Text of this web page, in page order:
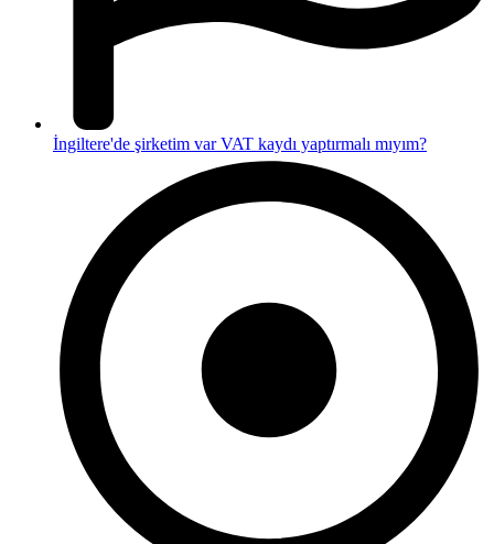
İngiltere'de şirketim var VAT kaydı yaptırmalı mıyım?